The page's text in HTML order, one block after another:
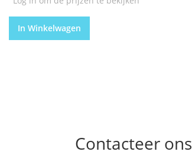
In Winkelwagen
Contacteer ons